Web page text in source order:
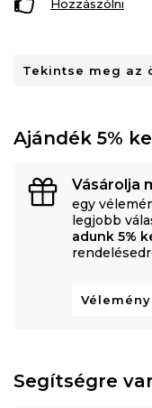
Hozzászólni
Tekintse meg az
Ajándék 5%
Vásárolja
egy
legjobb
adunk 5%
Segítségre